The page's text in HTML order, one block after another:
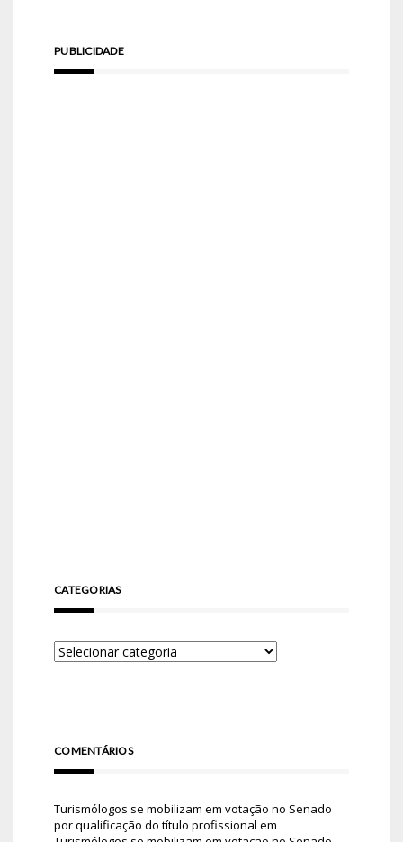
PUBLICIDADE
CATEGORIAS
COMENTÁRIOS
Turismólogos se mobilizam em votação no Senado
por qualificação do título profissional em